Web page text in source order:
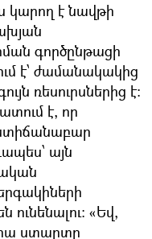
կարող է նավթի
գործընթացի
է՝ ժամանակակից
ռեսուրսներից է:
է, որ
այն
ունենալու: «Եվ,
ստարտը